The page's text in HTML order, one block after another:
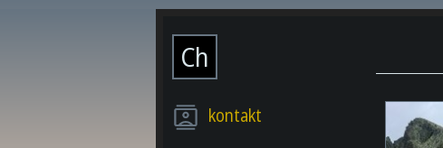
Ch
kontakt